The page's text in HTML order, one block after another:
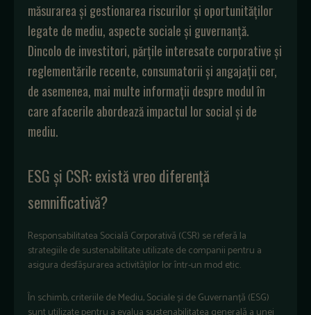
măsurarea și gestionarea riscurilor și oportunităților
legate de mediu, aspecte sociale și guvernanță.
Dincolo de investitori, părțile interesate corporative și
reglementările recente, consumatorii și angajații cer,
de asemenea, mai multe informații despre modul în
care afacerile abordează impactul lor social și de
mediu.
ESG și CSR: există vreo diferență
semnificativă?
Responsabilitatea Socială Corporativă (CSR) se referă la
strategiile de sustenabilitate utilizate de companii pentru a
asigura desfășurarea activităților lor într-un mod etic.
În schimb, criteriile de Mediu, Sociale și de Guvernanță (ESG)